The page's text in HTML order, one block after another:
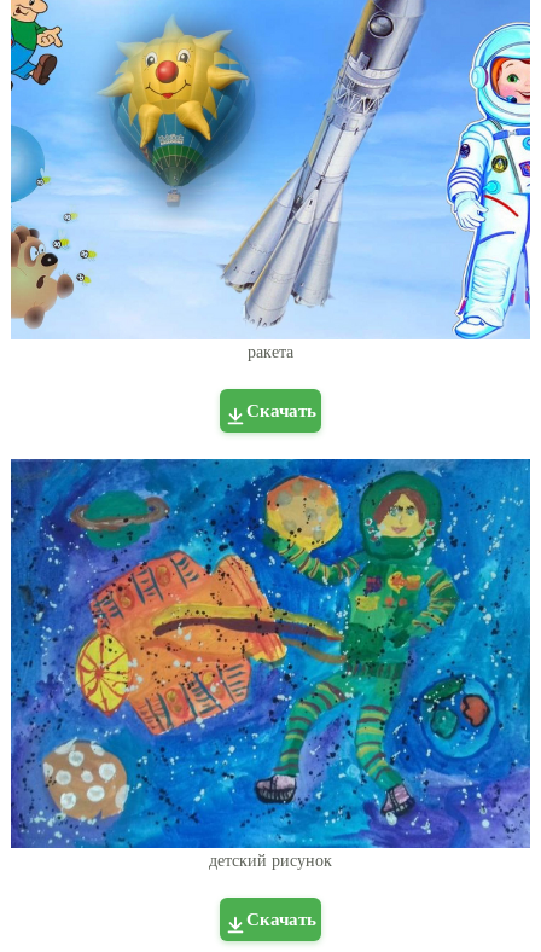
ракета
Скачать
детский рисунок
Скачать